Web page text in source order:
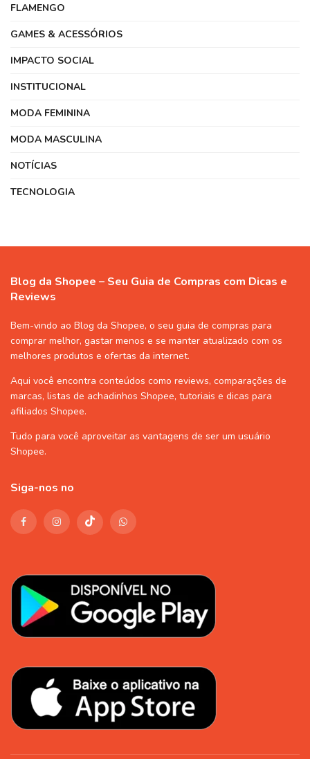
FLAMENGO
GAMES & ACESSÓRIOS
IMPACTO SOCIAL
INSTITUCIONAL
MODA FEMININA
MODA MASCULINA
NOTÍCIAS
TECNOLOGIA
Blog da Shopee – Seu Guia de Compras com Dicas e
Reviews
Bem-vindo ao Blog da Shopee, o seu guia de compras para
comprar melhor, gastar menos e se manter atualizado com os
melhores produtos e ofertas da internet.
Aqui você encontra conteúdos como reviews, comparações de
marcas, listas de achadinhos Shopee, tutoriais e dicas para
afiliados Shopee.
Tudo para você aproveitar as vantagens de ser um usuário
Shopee.
Siga-nos no